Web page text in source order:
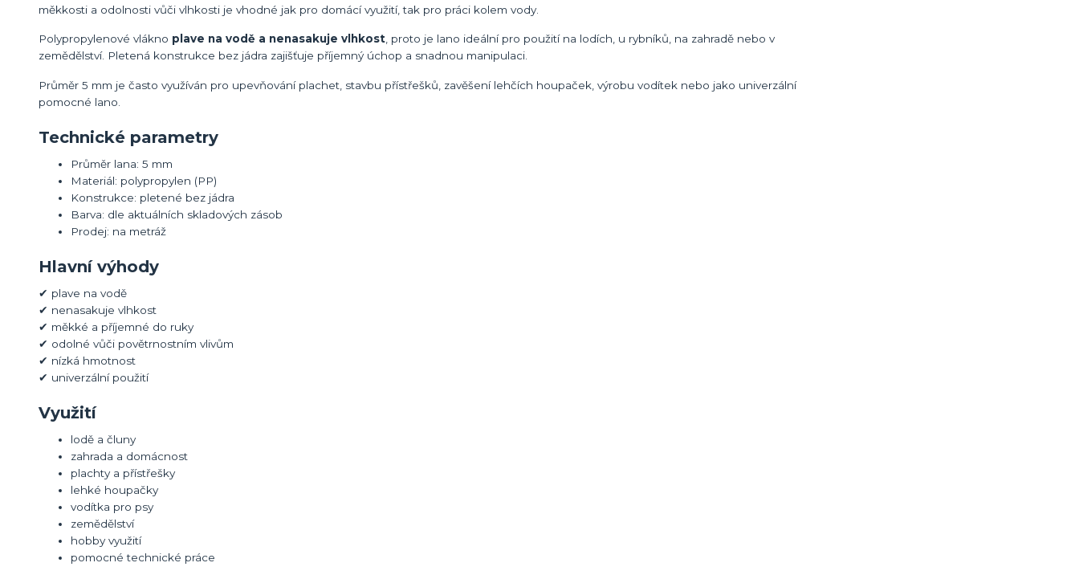
měkkosti a odolnosti vůči vlhkosti je vhodné jak pro domácí využití, tak pro práci kolem vody.
Polypropylenové vlákno plave na vodě a nenasakuje vlhkost, proto je lano ideální pro použití na lodích, u rybníků, na zahradě nebo v
zemědělství. Pletená konstrukce bez jádra zajišťuje příjemný úchop a snadnou manipulaci.
Průměr 5 mm je často využíván pro upevňování plachet, stavbu přístřešků, zavěšení lehčích houpaček, výrobu vodítek nebo jako univerzální
pomocné lano.
Technické parametry
Průměr lana: 5 mm
Materiál: polypropylen (PP)
Konstrukce: pletené bez jádra
Barva: dle aktuálních skladových zásob
Prodej: na metráž
Hlavní výhody
✔ plave na vodě
✔ nenasakuje vlhkost
✔ měkké a příjemné do ruky
✔ odolné vůči povětrnostním vlivům
✔ nízká hmotnost
✔ univerzální použití
Využití
lodě a čluny
zahrada a domácnost
plachty a přístřešky
lehké houpačky
vodítka pro psy
zemědělství
hobby využití
pomocné technické práce